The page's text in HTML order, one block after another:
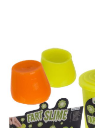
of
the
images
gallery